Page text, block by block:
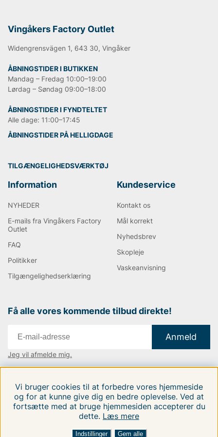
Vingåkers Factory Outlet
Widengrensvägen 1, 643 30, Vingåker
ÅBNINGSTIDER I BUTIKKEN
Mandag – Fredag 10:00–19:00
Lørdag – Søndag 09:00–18:00
ÅBNINGSTIDER I FYNDTELTET
Alle dage: 11:00–17:45
ÅBNINGSTIDER PÅ HELLIGDAGE
TILGÆNGELIGHEDSVÆRKTØJ
Information
NYHEDER
E-mails fra Vingåkers Factory
Outlet
FAQ
Politikker
Tilgængelighedserklæring
Kundeservice
Kontakt os
Mål korrekt
Nyhedsbrev
Skopleje
Vaskeanvisning
Få alle vores kommende tilbud direkte!
Anmeld
Jeg vil afmelde mig.
Følg os på vores sociale medier.
Vi bruger cookies til at forbedre vores hjemmeside
og for at kunne give dig en bedre oplevelse. Ved at
fortsætte med at bruge hjemmesiden accepterer du
dette. Læs mere
Indstillinger Gem alle